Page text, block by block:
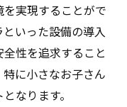
実現することがで
いった設備の導入
性を追求すること
に小さなお子さん
なります。